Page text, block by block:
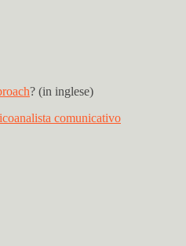
? (in inglese)
comunicativo